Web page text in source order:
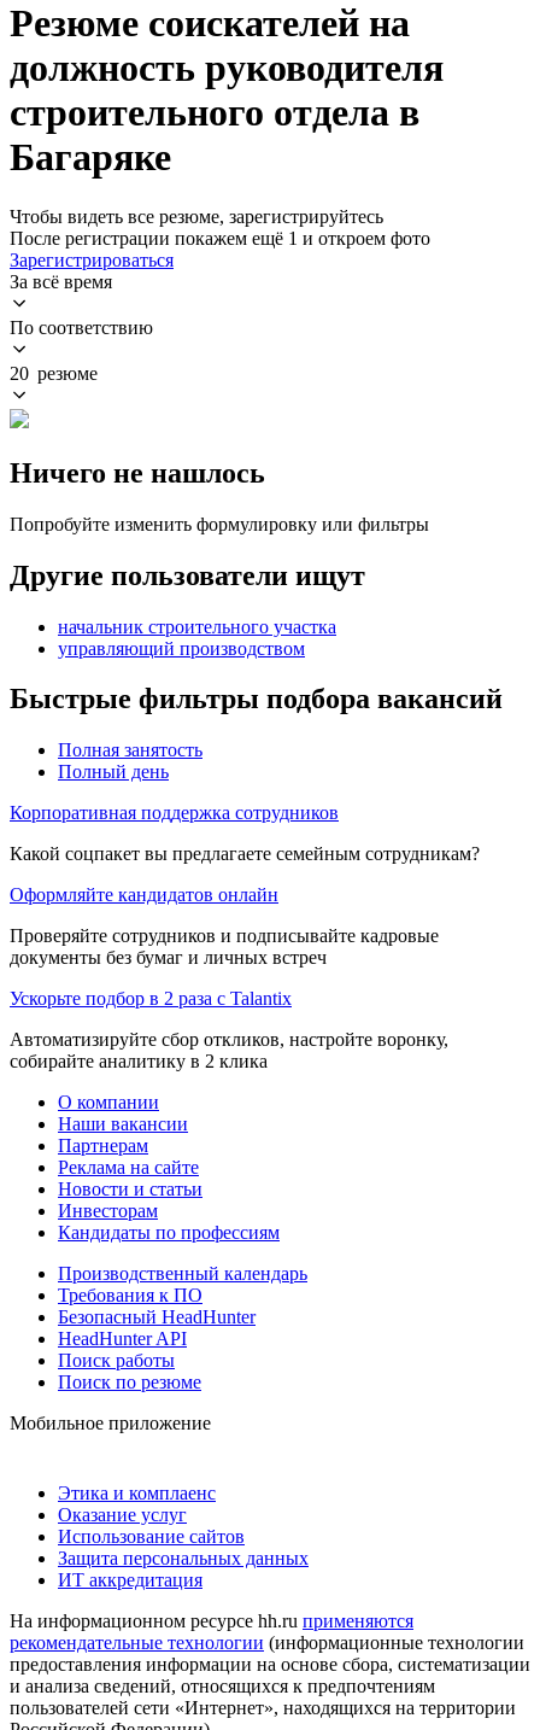
Резюме соискателей на
должность руководителя
строительного отдела в
Багаряке
Чтобы видеть все резюме, зарегистрируйтесь
После регистрации покажем ещё 1 и откроем фото
Зарегистрироваться
За всё время
По соответствию
20 резюме
Ничего не нашлось
Попробуйте изменить формулировку или фильтры
Другие пользователи ищут
начальник строительного участка
управляющий производством
Быстрые фильтры подбора вакансий
Полная занятость
Полный день
Корпоративная поддержка сотрудников
Какой соцпакет вы предлагаете семейным сотрудникам?
Оформляйте кандидатов онлайн
Проверяйте сотрудников и подписывайте кадровые
документы без бумаг и личных встреч
Ускорьте подбор в 2 раза с Talantix
Автоматизируйте сбор откликов, настройте воронку,
собирайте аналитику в 2 клика
О компании
Наши вакансии
Партнерам
Реклама на сайте
Новости и статьи
Инвесторам
Кандидаты по профессиям
Производственный календарь
Требования к ПО
Безопасный HeadHunter
HeadHunter API
Поиск работы
Поиск по резюме
Мобильное приложение
Этика и комплаенс
Оказание услуг
Использование сайтов
Защита персональных данных
ИТ аккредитация
На информационном ресурсе hh.ru применяются
рекомендательные технологии (информационные технологии
предоставления информации на основе сбора, систематизации
и анализа сведений, относящихся к предпочтениям
пользователей сети «Интернет», находящихся на территории